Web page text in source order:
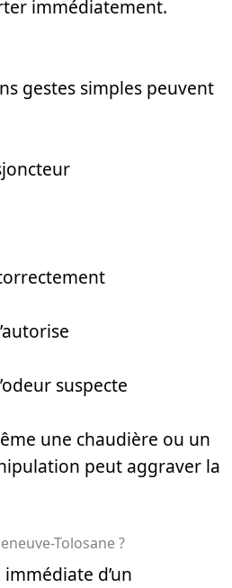
immédiatement.
gestes simples peuvent
suspecte
une chaudière ou un
peut aggraver la
Tolosane ?
d’un